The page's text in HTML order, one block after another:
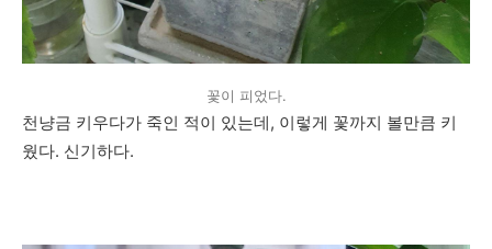
꽃이 피었다.
천냥금 키우다가 죽인 적이 있는데, 이렇게 꽃까지 볼만큼 키
웠다. 신기하다.